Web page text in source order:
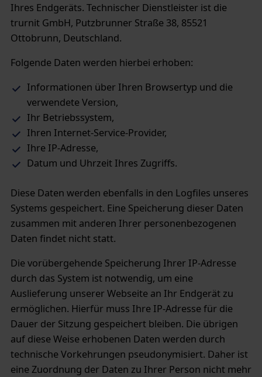
Ihres Endgeräts. Technischer Dienstleister ist die
trurnit GmbH, Putzbrunner Straße 38, 85521
Ottobrunn, Deutschland.
Folgende Daten werden hierbei erhoben:
Informationen über Ihren Browsertyp und die
verwendete Version,
Ihr Betriebssystem,
Ihren Internet-Service-Provider,
Ihre IP-Adresse,
Datum und Uhrzeit Ihres Zugriffs.
Diese Daten werden ebenfalls in den Logfiles unseres
Systems gespeichert. Eine Speicherung dieser Daten
zusammen mit anderen Ihrer personenbezogenen
Daten findet nicht statt.
Die vorübergehende Speicherung Ihrer IP-Adresse
durch das System ist notwendig, um eine
Auslieferung unserer Webseite an Ihr Endgerät zu
ermöglichen. Hierfür muss Ihre IP-Adresse für die
Dauer der Sitzung gespeichert bleiben. Die übrigen
auf diese Weise erhobenen Daten werden durch
technische Vorkehrungen pseudonymisiert. Daher ist
eine Zuordnung der Daten zu Ihrer Person nicht mehr